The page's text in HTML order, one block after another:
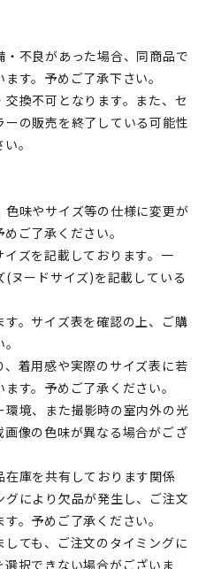
不良があった場合、同商品で
す。予めご了承下さい。
換不可となります。また、セ
の販売を終了している可能性
。
味やサイズ等の仕様に変更が
ご了承ください。
ズを記載しております。一
ヌードサイズ)を記載している
。サイズ表を確認の上、ご購
着用感や実際のサイズ表に若
す。予めご了承ください。
境、また撮影時の室内外の光
像の色味が異なる場合がござ
庫を共有しております関係
により欠品が発生し、ご注文
。予めご了承ください。
ても、ご注文のタイミングに
択できない場合がございま